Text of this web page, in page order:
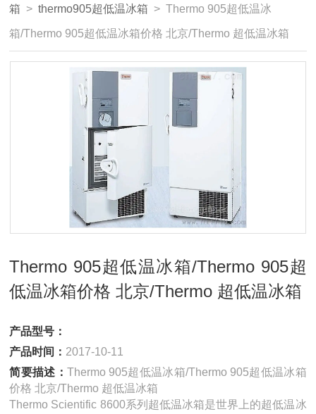
箱 >thermo905超低温冰箱 > Thermo 905超低温冰
箱/Thermo 905超低温冰箱价格 北京/Thermo 超低温冰箱
Thermo 905超低温冰箱/Thermo 905超
低温冰箱价格 北京/Thermo 超低温冰箱
产品型号：
产品时间： 2017-10-11
简要描述： Thermo 905超低温冰箱/Thermo 905超低温冰箱
价格 北京/Thermo 超低温冰箱
Thermo Scientific 8600系列超低温冰箱是世界上的超低温冰